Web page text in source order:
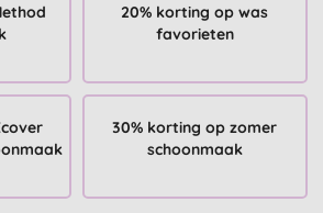
20% korting op was
favorieten
30% korting op zomer
schoonmaak